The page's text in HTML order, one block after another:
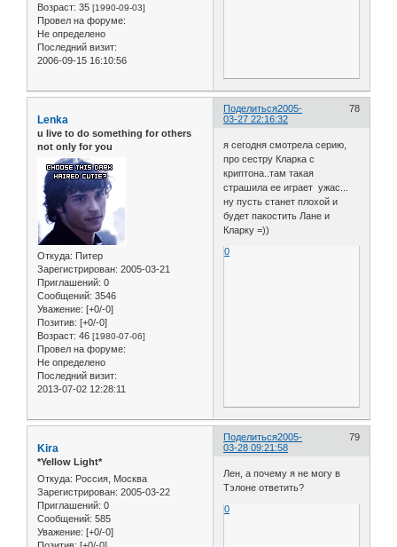
Возраст: 35 [1990-09-03]
Провел на форуме:
Не определено
Последний визит:
2006-09-15 16:10:56
Поделиться 78
2005-
03-27 22:16:32
Lenka
u live to do something for others
not only for you
Откуда: Питер
Зарегистрирован: 2005-03-21
Приглашений: 0
Сообщений: 3546
Уважение: [+0/-0]
Позитив: [+0/-0]
Возраст: 46 [1980-07-06]
Провел на форуме:
Не определено
Последний визит:
2013-07-02 12:28:11
я сегодня смотрела серию,
про сестру Кларка с
криптона..там такая
страшила ее играет ужас...
ну пусть станет плохой и
будет пакостить Лане и
Кларку =))
0
Поделиться 79
2005-
03-28 09:21:58
Kira
*Yellow Light*
Откуда: Россия, Москва
Зарегистрирован: 2005-03-22
Приглашений: 0
Сообщений: 585
Уважение: [+0/-0]
Лен, а почему я не могу в
Тэлоне ответить?
0